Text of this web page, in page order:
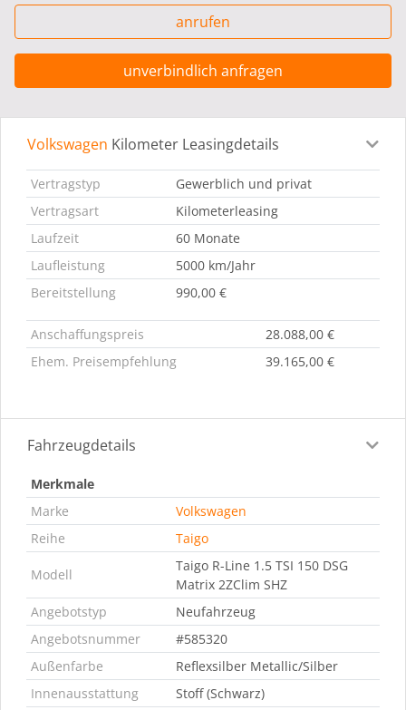
anrufen
unverbindlich anfragen
Leasingdetails Fahrzeugdetails Ausstattung
Volkswagen Kilometer Leasingdetails
Vertragstyp
Gewerblich und privat
Vertragsart
Kilometerleasing
Laufzeit
60 Monate
Laufleistung
5000 km/Jahr
Bereitstellung
990,00 €
Anschaffungspreis
28.088,00 €
Ehem. Preisempfehlung
39.165,00 €
Fahrzeugdetails
Merkmale
Marke
Volkswagen
Reihe
Taigo
Modell
Taigo R-Line 1.5 TSI 150 DSG
Matrix 2ZClim SHZ
Angebotstyp
Neufahrzeug
Angebotsnummer
#585320
Außenfarbe
Reflexsilber Metallic/Silber
Innenausstattung
Stoff (Schwarz)